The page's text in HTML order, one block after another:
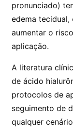
pronunciado)
edema
aumentar o
aplicação.
A literatura
de ácido
protocolos de
seguimento de
qualquer